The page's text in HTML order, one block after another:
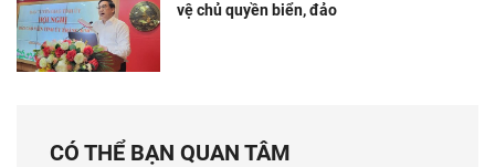
vệ chủ quyền biển, đảo
CÓ THỂ BẠN QUAN TÂM